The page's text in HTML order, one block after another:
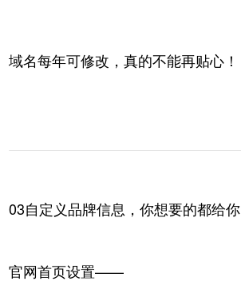
域名每年可修改，真的不能再贴心！
03自定义品牌信息，你想要的都给你
官网首页设置——